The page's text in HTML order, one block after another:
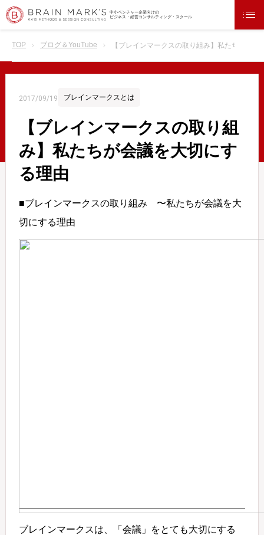
中小ベンチャー企業向けの
ビジネス・経営コンサルティング・スクール
TOP ブログ＆YouTube 【ブレインマークスの取り組み】私たちが会議
2017/09/19 ブレインマークスとは
【ブレインマークスの取り組
み】私たちが会議を大切にす
る理由
■ブレインマークスの取り組み 〜私たちが会議を大
切にする理由
ブレインマークスは、「会議」をとても大切にする